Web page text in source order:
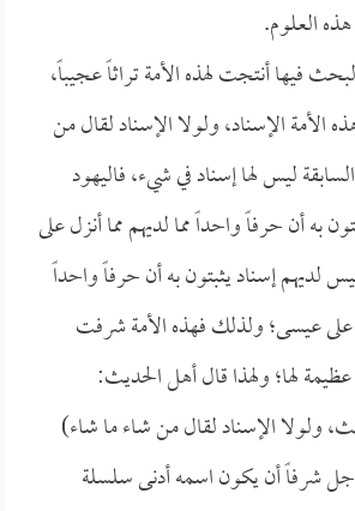
العلوم.
فيها أنتجت لهذه الأمة تراثاً عجيباً،
الإسناد، ولولا الإسناد لقال من
ليس لها إسناد في شيء، فاليهود
به أن حرفاً واحداً مما لديهم مما أنزل على
إسناد يثبتون به أن حرفاً واحداً
على عيسى؛ ولذلك فهذه الأمة شرفت
لها؛ ولهذا قال أهل الحديث:
ولولا الإسناد لقال من شاء ما شاء)
شرفاً أن يكون اسمه أدنى سلسلة